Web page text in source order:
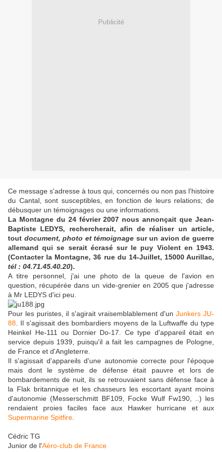
Publicité
Ce message s'adresse à tous qui, concernés ou non pas l'histoire
du Cantal, sont susceptibles, en fonction de leurs relations; de
débusquer un témoignages ou une informations.
La Montagne du 24 février 2007 nous annonçait que Jean-
Baptiste LEDYS, rechercherait, afin de réaliser un article,
tout document, photo et témoignage sur un avion de guerre
allemand qui se serait écrasé sur le puy Violent en 1943.
(Contacter la Montagne, 36 rue du 14-Juillet, 15000 Aurillac,
tél : 04.71.45.40.20).
A titre personnel, j'ai une photo de la queue de l'avion en
question, récupérée dans un vide-grenier en 2005 que j'adresse
à Mr LEDYS d'ici peu.
Pour les puristes, il s'agirait vraisemblablement d'un Junkers JU-
88 . Il s'agissait des bombardiers moyens de la Luftwaffe du type
Heinkel He-111 ou Dornier Do-17. Ce type d'appareil était en
service depuis 1939, puisqu'il a fait les campagnes de Pologne,
de France et d'Angleterre.
Il s'agissait d'appareils d'une autonomie correcte pour l'époque
mais dont le système de défense était pauvre et lors de
bombardements de nuit, ils se retrouvaient sans défense face à
la Flak britannique et les chasseurs les escortant ayant moins
d'autonomie (Messerschmitt BF109, Focke Wulf Fw190, ..) les
rendaient proies faciles face aux Hawker hurricane et aux
Supermarine Spitfire
Cédric TG
Junior de l'Aéro-club de France